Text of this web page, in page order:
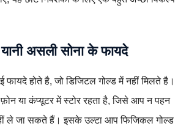
असली सोना के फायदे
होते है, जो डिजिटल गोल्ड में नहीं मिलते है।
या कंप्यूटर में स्टोर रहता है, जिसे आप न पहन
ले जा सकते हैं। इसके उल्टा आप फिजिकल गोल्ड